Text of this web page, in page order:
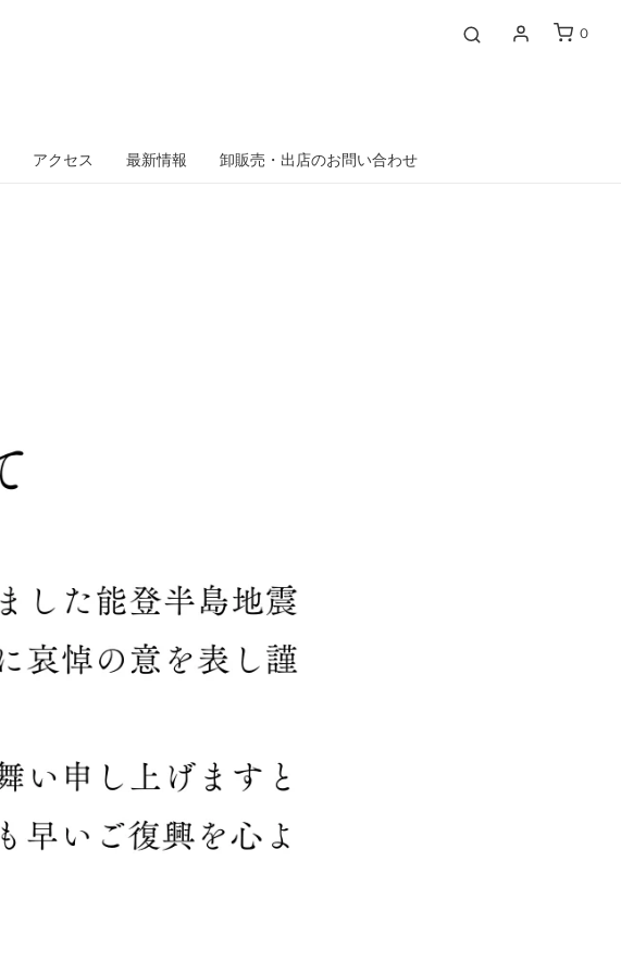
0
アクセス 最新情報 卸販売・出店のお問い合わせ